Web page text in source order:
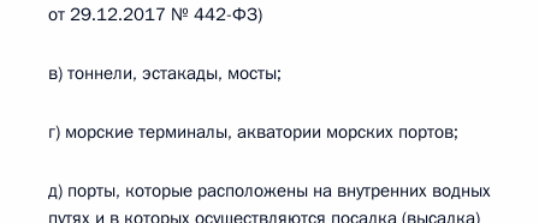
от 29.12.2017 № 442-ФЗ)
в) тоннели, эстакады, мосты;
г) морские терминалы, акватории морских портов;
д) порты, которые расположены на внутренних водных
путях и в которых осуществляются посадка (высадка)